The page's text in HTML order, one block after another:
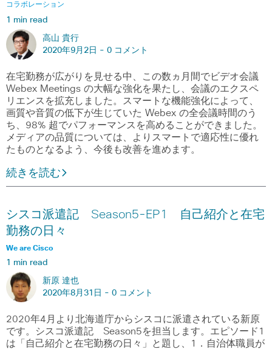
コラボレーション
1 min read
高山 貴行
2020年9月2日 - 0 コメント
在宅勤務が広がりを見せる中、この数ヵ月間でビデオ会議
Webex Meetings の大幅な強化を果たし、会議のエクスペ
リエンスを拡充しました。スマートな機能強化によって、
画質や音質の低下が生じていた Webex の全会議時間のう
ち、98% 超でパフォーマンスを高めることができました。
メディアの品質については、よりスマートで適応性に優れ
たものとなるよう、今後も改善を進めます。
続きを読む
シスコ派遣記 Season5-EP1 自己紹介と在宅
勤務の日々
We are Cisco
1 min read
新原 達也
2020年8月31日 - 0 コメント
2020年4月より北海道庁からシスコに派遣されている新原
です。シスコ派遣記 Season5を担当します。エピソード1
は「自己紹介と在宅勤務の日々」と題し、1．自治体職員が